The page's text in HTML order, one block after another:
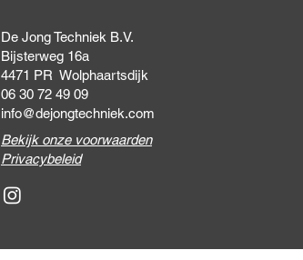
De Jong Techniek B.V.
Bijsterweg 16a
4471 PR Wolphaartsdijk
06 30 72 49 09
info@dejongtechniek.com
Bekijk onze voorwaarden
Privacybeleid